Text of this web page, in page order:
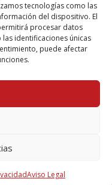
tecnologías como las
del dispositivo. El
procesar datos
identificaciones únicas
puede afectar
Aviso Legal
del Parlamento Europeo y del
S.L. te informa que los datos de
del presente formulario
de esta web. La
datos personales que te
de nuestros servicios, que
realiza a través de tu propio
tus derechos de acceso,